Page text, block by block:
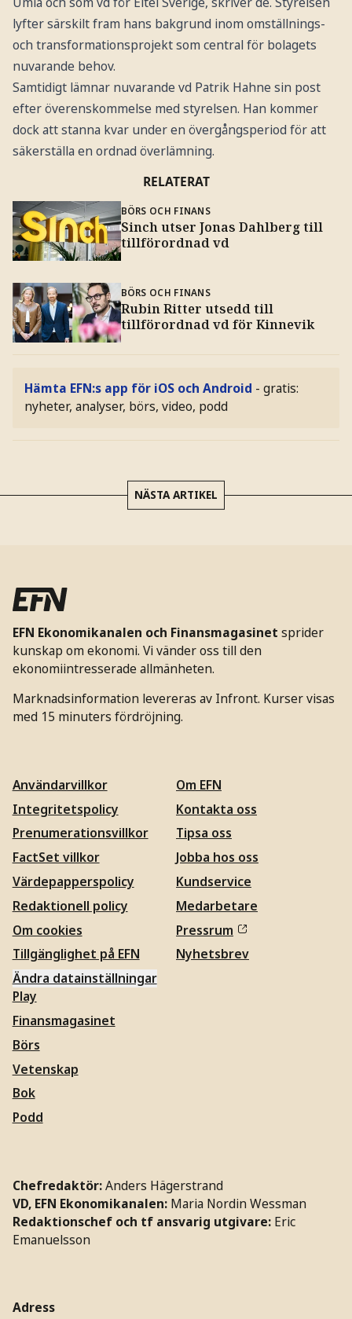
lyfter särskilt fram hans bakgrund inom omställnings-
och transformationsprojekt som central för bolagets
nuvarande behov.
Samtidigt lämnar nuvarande vd Patrik Hahne sin post
efter överenskommelse med styrelsen. Han kommer
dock att stanna kvar under en övergångsperiod för att
säkerställa en ordnad överlämning.
RELATERAT
BÖRS OCH FINANS
Sinch utser Jonas Dahlberg till
tillförordnad vd
BÖRS OCH FINANS
Rubin Ritter utsedd till
tillförordnad vd för Kinnevik
Hämta EFN:s app för iOS och Android - gratis:
nyheter, analyser, börs, video, podd
NÄSTA ARTIKEL
EFN Ekonomikanalen och Finansmagasinet sprider
kunskap om ekonomi. Vi vänder oss till den
ekonomiintresserade allmänheten.
Marknadsinformation levereras av Infront. Kurser visas
med 15 minuters fördröjning.
Användarvillkor
Integritetspolicy
Prenumerationsvillkor
FactSet villkor
Värdepapperspolicy
Redaktionell policy
Om cookies
Tillgänglighet på EFN
Ändra datainställningar
Om EFN
Kontakta oss
Tipsa oss
Jobba hos oss
Kundservice
Medarbetare
Pressrum
Nyhetsbrev
Play
Finansmagasinet
Börs
Vetenskap
Bok
Podd
Chefredaktör:Anders Hägerstrand
VD, EFN Ekonomikanalen: Maria Nordin Wessman
Redaktionschef och tf ansvarig utgivare: Eric
Emanuelsson
Adress